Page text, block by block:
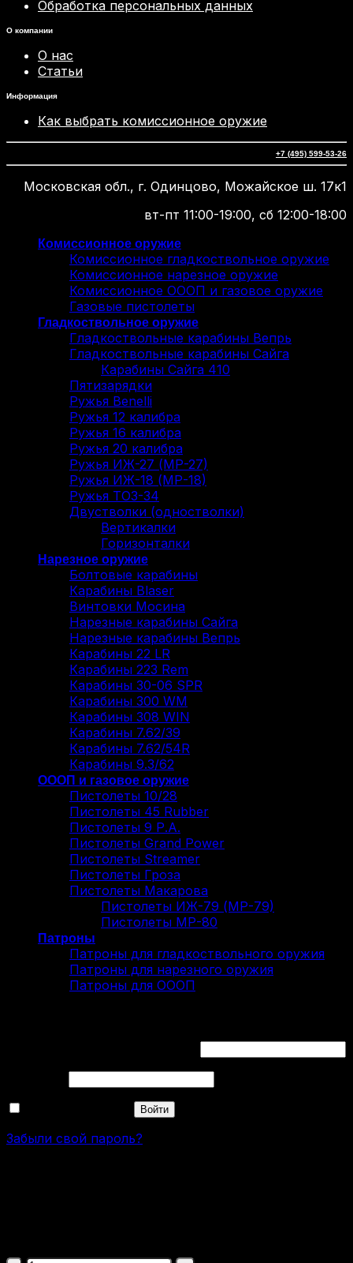
Обработка персональных данных
О компании
О нас
Статьи
Информация
Как выбрать комиссионное оружие
+7 (495) 599-53-26
Московская обл., г. Одинцово, Можайское ш. 17к1
вт-пт 11:00-19:00, сб 12:00-18:00
Комиссионное оружие
Комиссионное гладкоствольное оружие
Комиссионное нарезное оружие
Комиссионное ОООП и газовое оружие
Газовые пистолеты
Гладкоствольное оружие
Гладкоствольные карабины Вепрь
Гладкоствольные карабины Сайга
Карабины Сайга 410
Пятизарядки
Ружья Benelli
Ружья 12 калибра
Ружья 16 калибра
Ружья 20 калибра
Ружья ИЖ-27 (МР-27)
Ружья ИЖ-18 (МР-18)
Ружья ТОЗ-34
Двустволки (одностволки)
Вертикалки
Горизонталки
Нарезное оружие
Болтовые карабины
Карабины Blaser
Винтовки Мосина
Нарезные карабины Сайга
Нарезные карабины Вепрь
Карабины 22 LR
Карабины 223 Rem
Карабины 30-06 SPR
Карабины 300 WM
Карабины 308 WIN
Карабины 7.62/39
Карабины 7.62/54R
Карабины 9.3/62
ОООП и газовое оружие
Пистолеты 10/28
Пистолеты 45 Rubber
Пистолеты 9 Р.А.
Пистолеты Grand Power
Пистолеты Streamer
Пистолеты Гроза
Пистолеты Макарова
Пистолеты ИЖ-79 (МР-79)
Пистолеты МР-80
Патроны
Патроны для гладкоствольного оружия
Патроны для нарезного оружия
Патроны для ОООП
Обязательно
Обязательно
Войти
Забыли свой пароль?